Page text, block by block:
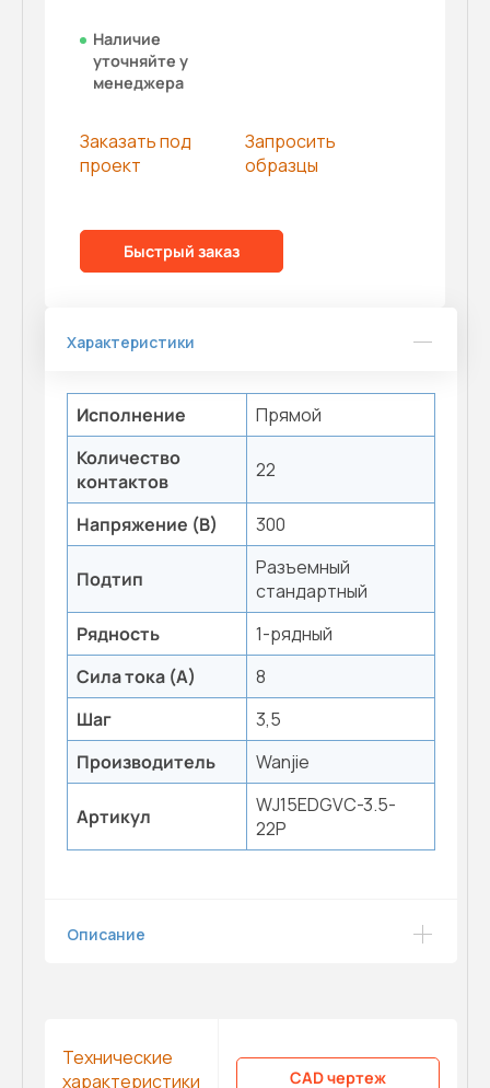
Наличие
уточняйте у
менеджера
Заказать под
проект
Запросить
образцы
Быстрый заказ
Характеристики
Исполнение
Прямой
Количество
контактов
22
Напряжение (В) 300
Подтип
Разъемный
стандартный
Рядность
1-рядный
Сила тока (А)
8
Шаг
3,5
Производитель
Wanjie
Артикул
WJ15EDGVC-3.5-
22P
Описание
Технические
характеристики
CAD чертеж